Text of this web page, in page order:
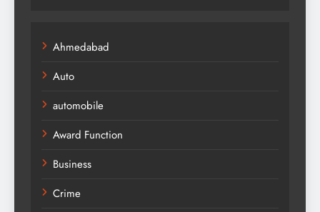
Ahmedabad
Auto
automobile
Award Function
Business
Crime